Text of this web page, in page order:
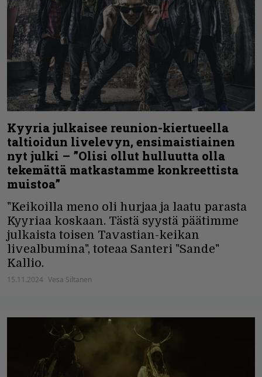
Kyyria julkaisee reunion-kiertueella
taltioidun livelevyn, ensimaistiainen
nyt julki – ”Olisi ollut hulluutta olla
tekemättä matkastamme konkreettista
muistoa”
"Keikoilla meno oli hurjaa ja laatu parasta
Kyyriaa koskaan. Tästä syystä päätimme
julkaista toisen Tavastian-keikan
livealbumina", toteaa Santeri "Sande"
Kallio.
15.11.2024 Vesa Siltanen